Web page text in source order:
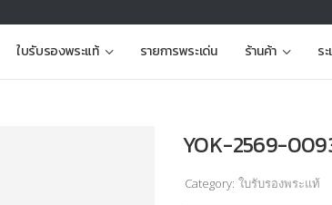
ใบรับรองพระแท้ รายการพระเด่น ร้านค้า ร
YOK-2569-
Category: ใบรับรองพระแท้